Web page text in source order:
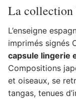
La collection
L’enseigne
imprimés signés
capsule lingerie
Compositions
et oiseaux, se
tangas, tenues